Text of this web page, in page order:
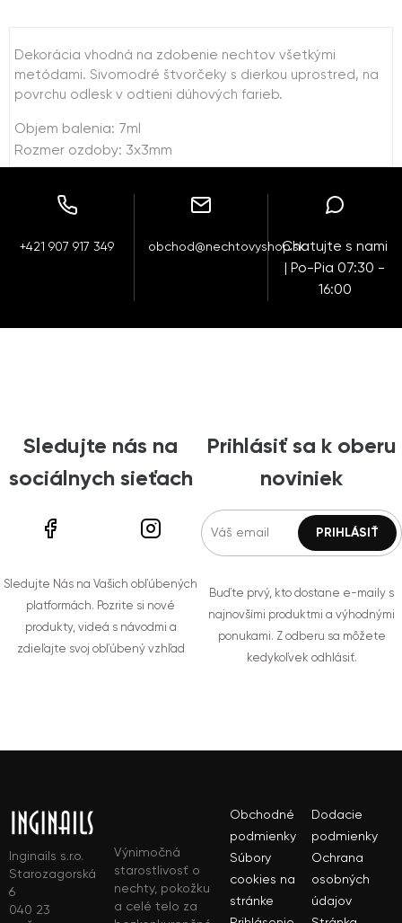
Dekorácia vhodná na zdobenie nechtov všetkými
metódami. Sivomodré štvorčeky s dierkou uprostred, na
povrchu odlesk v odtieni dúhových farieb.
Objem balenia: 7ml
Rozmer ozdoby: 3x3mm
+421 907 917 349 obchod@nechtovyshop.skChatujte s nami
| Po-Pia 07:30 -
16:00
Sledujte nás na
sociálnych sieťach
Sledujte Nás na Vašich obľúbených
platformách. Pozrite si nové
produkty, videá s návodmi a
zdieľajte svoj obľúbený vzhľad
Prihlásiť sa k oberu
noviniek
Buďte prvý, kto dostane e-maily s
najnovšími produktmi a výhodnými
ponukami. Z odberu sa môžete
kedykoľvek odhlásiť.
Inginails s.r.o.
Starozagorská
6
040 23
Výnimočná
starostlivosť o
nechty, pokožku
a celé telo za
Obchodné
podmienky
Dodacie
podmienky
Súbory
cookies na
stránke
Ochrana
osobných
údajov